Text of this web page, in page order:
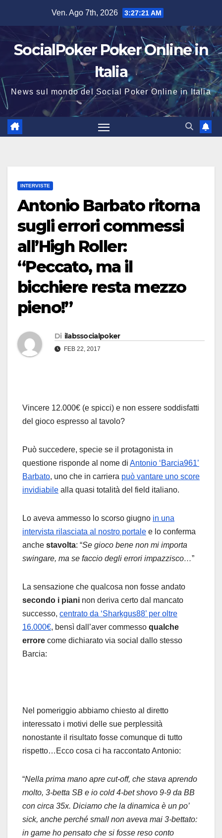
contenuto
Ven. Ago 7th, 2026 3:27:22 AM
SocialPoker Poker Online in
Italia
News sul mondo del Social Poker Online in Italia
INTERVISTE
Antonio Barbato ritorna
sugli errori commessi
all’High Roller:
“Peccato, ma il
bicchiere resta mezzo
pieno!”
Di ilabssocialpoker
FEB 22, 2017
Vincere 12.000€ (e spicci) e non essere soddisfatti
del gioco espresso al tavolo?
Può succedere, specie se il protagonista in
questione risponde al nome di Antonio ‘Barcia961’
Barbato, uno che in carriera può vantare uno score
invidiabile alla quasi totalità del field italiano.
Lo aveva ammesso lo scorso giugno in una
intervista rilasciata al nostro portale e lo conferma
anche stavolta: “Se gioco bene non mi importa
swingare, ma se faccio degli errori impazzisco…”
La sensazione che qualcosa non fosse andato
secondo i piani non deriva certo dal mancato
successo, centrato da ‘Sharkgus88’ per oltre
16.000€, bensì dall’aver commesso qualche
errore come dichiarato via social dallo stesso
Barcia:
Nel pomeriggio abbiamo chiesto al diretto
interessato i motivi delle sue perplessità
nonostante il risultato fosse comunque di tutto
rispetto…Ecco cosa ci ha raccontato Antonio:
“Nella prima mano apre cut-off, che stava aprendo
molto, 3-betta SB e io cold 4-bet shovo 9-9 da BB
con circa 35x. Diciamo che la dinamica è un po’
sick, anche perché small non aveva mai 3-bettato:
in game ho pensato che si fosse reso conto